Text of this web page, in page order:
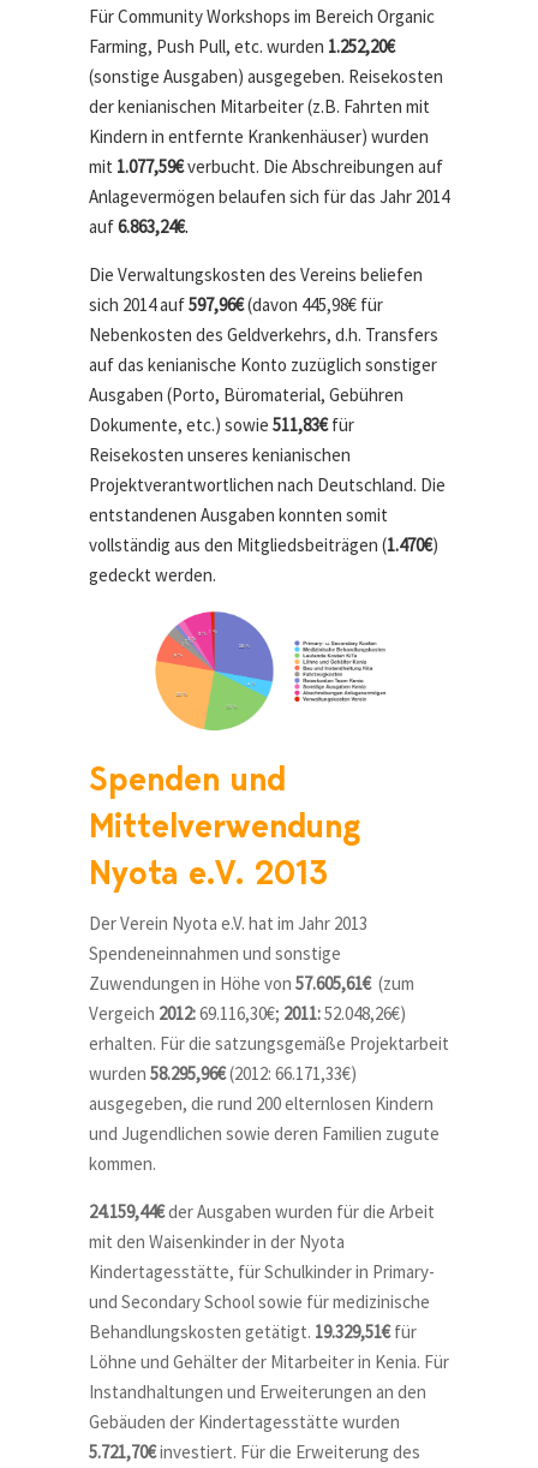
Für Community Workshops im Bereich Organic
Farming, Push Pull, etc. wurden 1.252,20€
(sonstige Ausgaben) ausgegeben. Reisekosten
der kenianischen Mitarbeiter (z.B. Fahrten mit
Kindern in entfernte Krankenhäuser) wurden
mit 1.077,59€verbucht. Die Abschreibungen auf
Anlagevermögen belaufen sich für das Jahr 2014
auf6.863,24€.
Die Verwaltungskosten des Vereins beliefen
sich 2014 auf597,96€(davon 445,98€ für
Nebenkosten des Geldverkehrs, d.h. Transfers
auf das kenianische Konto zuzüglich sonstiger
Ausgaben (Porto, Büromaterial, Gebühren
Dokumente, etc.) sowie 511,83€für
Reisekosten unseres kenianischen
Projektverantwortlichen nach Deutschland. Die
entstandenen Ausgaben konnten somit
vollständig aus den Mitgliedsbeiträgen (1.470€)
gedeckt werden.
Spenden und
Mittelverwendung
Nyota e.V. 2013
Der Verein Nyota e.V. hat im Jahr 2013
Spendeneinnahmen und sonstige
Zuwendungen in Höhe von 57.605,61€(zum
Vergeich 2012:69.116,30€; 2011:52.048,26€)
erhalten. Für die satzungsgemäße Projektarbeit
wurden 58.295,96€(2012: 66.171,33€)
ausgegeben, die rund 200 elternlosen Kindern
und Jugendlichen sowie deren Familien zugute
kommen.
24.159,44€der Ausgaben wurden für die Arbeit
mit den Waisenkinder in der Nyota
Kindertagesstätte, für Schulkinder in Primary-
und Secondary School sowie für medizinische
Behandlungskosten getätigt. 19.329,51€für
Löhne und Gehälter der Mitarbeiter in Kenia. Für
Instandhaltungen und Erweiterungen an den
Gebäuden der Kindertagesstätte wurden
5.721,70€investiert. Für die Erweiterung des